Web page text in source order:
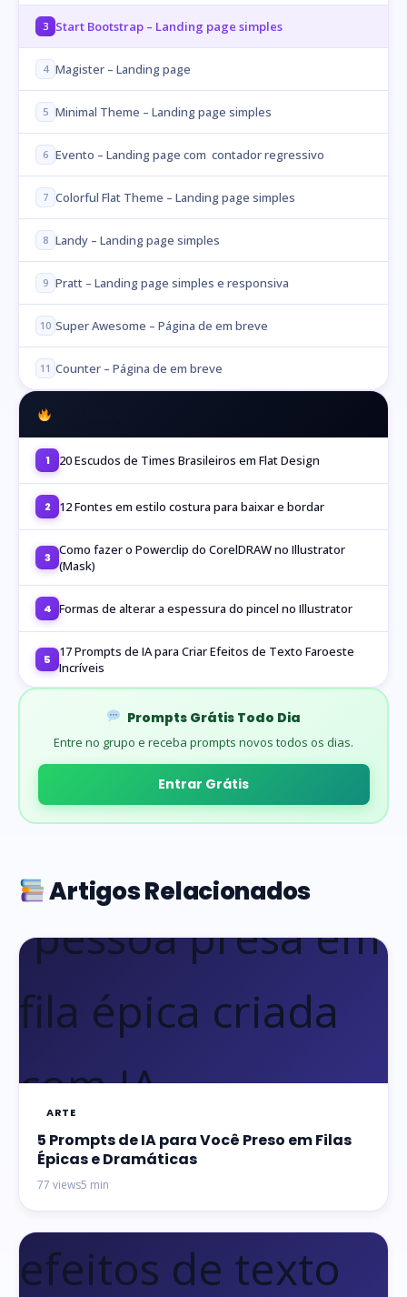
3 Start Bootstrap – Landing page simples
4 Magister – Landing page
5 Minimal Theme – Landing page simples
6 Evento – Landing page com contador regressivo
7 Colorful Flat Theme – Landing page simples
8 Landy – Landing page simples
9 Pratt – Landing page simples e responsiva
10 Super Awesome – Página de em breve
11 Counter – Página de em breve
1 20 Escudos de Times Brasileiros em Flat Design
2 12 Fontes em estilo costura para baixar e bordar
3 Como fazer o Powerclip do CorelDRAW no Illustrator
(Mask)
4 Formas de alterar a espessura do pincel no Illustrator
5
17 Prompts de IA para Criar Efeitos de Texto Faroeste
Incríveis
Prompts Grátis Todo Dia
Entre no grupo e receba prompts novos todos os dias.
Entrar Grátis
Artigos Relacionados
ARTE
5 Prompts de IA para Você Preso em Filas
Épicas e Dramáticas
77 views5 min